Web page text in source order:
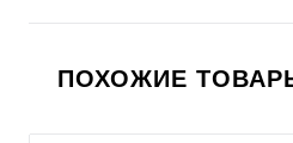
ПОХОЖИЕ